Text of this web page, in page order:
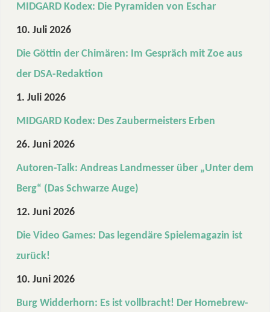
MIDGARD Kodex: Die Pyramiden von Eschar
10. Juli 2026
Die Göttin der Chimären: Im Gespräch mit Zoe aus
der DSA-Redaktion
1. Juli 2026
MIDGARD Kodex: Des Zaubermeisters Erben
26. Juni 2026
Autoren-Talk: Andreas Landmesser über „Unter dem
Berg“ (Das Schwarze Auge)
12. Juni 2026
Die Video Games: Das legendäre Spielemagazin ist
zurück!
10. Juni 2026
Burg Widderhorn: Es ist vollbracht! Der Homebrew-